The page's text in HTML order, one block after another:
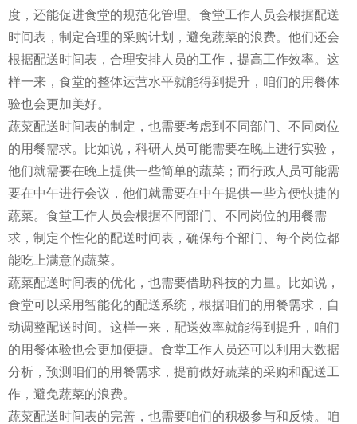
度，还能促进食堂的规范化管理。食堂工作人员会根据配送
时间表，制定合理的采购计划，避免蔬菜的浪费。他们还会
根据配送时间表，合理安排人员的工作，提高工作效率。这
样一来，食堂的整体运营水平就能得到提升，咱们的用餐体
验也会更加美好。
蔬菜配送时间表的制定，也需要考虑到不同部门、不同岗位
的用餐需求。比如说，科研人员可能需要在晚上进行实验，
他们就需要在晚上提供一些简单的蔬菜；而行政人员可能需
要在中午进行会议，他们就需要在中午提供一些方便快捷的
蔬菜。食堂工作人员会根据不同部门、不同岗位的用餐需
求，制定个性化的配送时间表，确保每个部门、每个岗位都
能吃上满意的蔬菜。
蔬菜配送时间表的优化，也需要借助科技的力量。比如说，
食堂可以采用智能化的配送系统，根据咱们的用餐需求，自
动调整配送时间。这样一来，配送效率就能得到提升，咱们
的用餐体验也会更加便捷。食堂工作人员还可以利用大数据
分析，预测咱们的用餐需求，提前做好蔬菜的采购和配送工
作，避免蔬菜的浪费。
蔬菜配送时间表的完善，也需要咱们的积极参与和反馈。咱